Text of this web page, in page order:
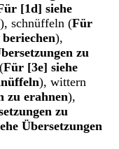
[1d] siehe
), schnüffeln (Für
),
zu
Für [3e] siehe
), wittern
zu erahnen),
zu
Übersetzungen